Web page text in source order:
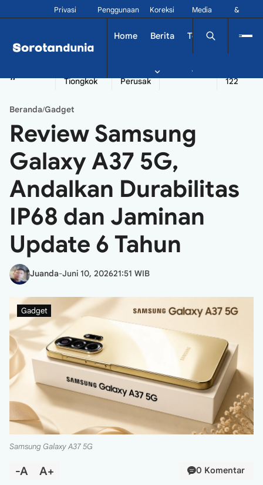
Privasi Penggunaan Koreksi
Media
&
Home Berita Tekno Dinamika
#
Tiongkok
Perusak
Seychelles
122
Beranda/Gadget
Review Samsung
Galaxy A37 5G,
Andalkan Durabilitas
IP68 dan Jaminan
Update 6 Tahun
Juanda-Juni 10, 202621:51 WIB
Gadget
Samsung Galaxy A37 5G
-A A+ 0 Komentar